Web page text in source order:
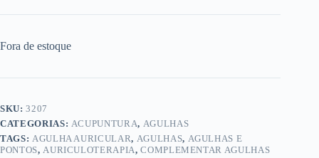
Fora de estoque
SKU:3207
CATEGORIAS: ACUPUNTURA, AGULHAS
TAGS: AGULHA AURICULAR, AGULHAS, AGULHAS E
PONTOS, AURICULOTERAPIA,COMPLEMENTAR AGULHAS